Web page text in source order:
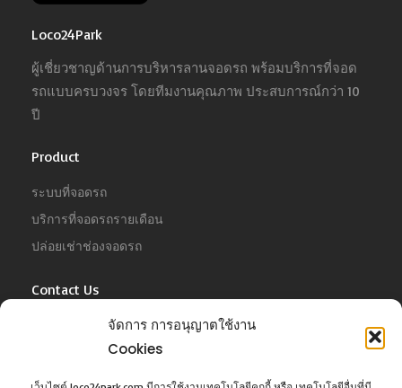
จัดการ การอนุญาตใช้งาน
Cookies
Loco24Park
ผู้เชี่ยวชาญด้านการบริหารลานจอดรถ พร้อมบริการที่จอด
รถแบบครบวงจร โดยทีมงานคุณภาพ ประสบการณ์กว่า 10
ปี
Product
ระบบที่จอดรถ
บริการที่จอดรถรายเดือน
ปล่อยเช่าช่องจอดรถ
Contact Us
02-022-4680